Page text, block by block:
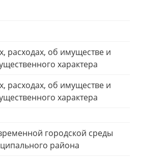
расходах, об имуществе и
характера
расходах, об имуществе и
характера
городской среды
района